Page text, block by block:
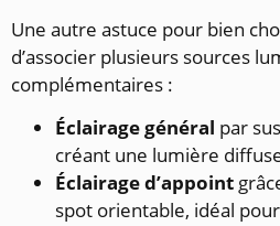
Une autre astuce pour bien
d’associer plusieurs sources
complémentaires :
Éclairage général par
créant une lumière
Éclairage d’appoint
spot orientable, idéal